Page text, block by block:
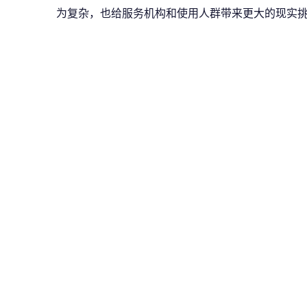
为复杂，也给服务机构和使用人群带来更大的现实